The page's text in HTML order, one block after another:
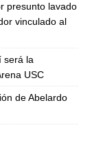
presunto lavado
vinculado al
será la
USC
de Abelardo